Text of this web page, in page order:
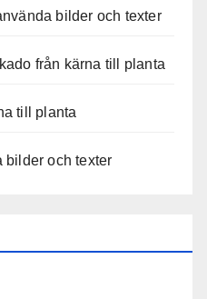
bilder och texter
från kärna till planta
till planta
bilder och texter